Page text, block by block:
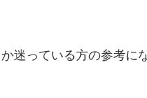
迷っている方の参考に